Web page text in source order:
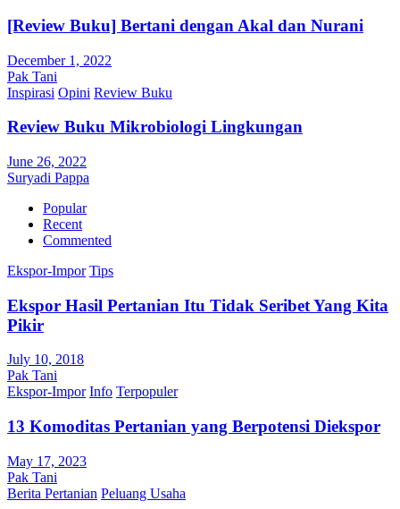
[Review Buku] Bertani dengan Akal dan Nurani
December 1, 2022
Pak Tani
Inspirasi Opini Review Buku
Review Buku Mikrobiologi Lingkungan
June 26, 2022
Suryadi Pappa
Popular
Recent
Commented
Ekspor-Impor Tips
Ekspor Hasil Pertanian Itu Tidak Seribet Yang Kita
Pikir
July 10, 2018
Pak Tani
Ekspor-Impor Info Terpopuler
13 Komoditas Pertanian yang Berpotensi Diekspor
May 17, 2023
Pak Tani
Berita Pertanian Peluang Usaha